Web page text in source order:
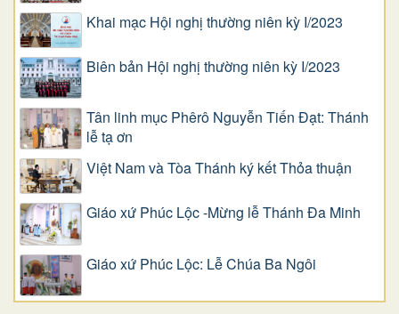
Khai mạc Hội nghị thường niên kỳ I/2023
Biên bản Hội nghị thường niên kỳ I/2023
Tân linh mục Phêrô Nguyễn Tiến Đạt: Thánh
lễ tạ ơn
Việt Nam và Tòa Thánh ký kết Thỏa thuận
Giáo xứ Phúc Lộc -Mừng lễ Thánh Đa Minh
Giáo xứ Phúc Lộc: Lễ Chúa Ba Ngôi